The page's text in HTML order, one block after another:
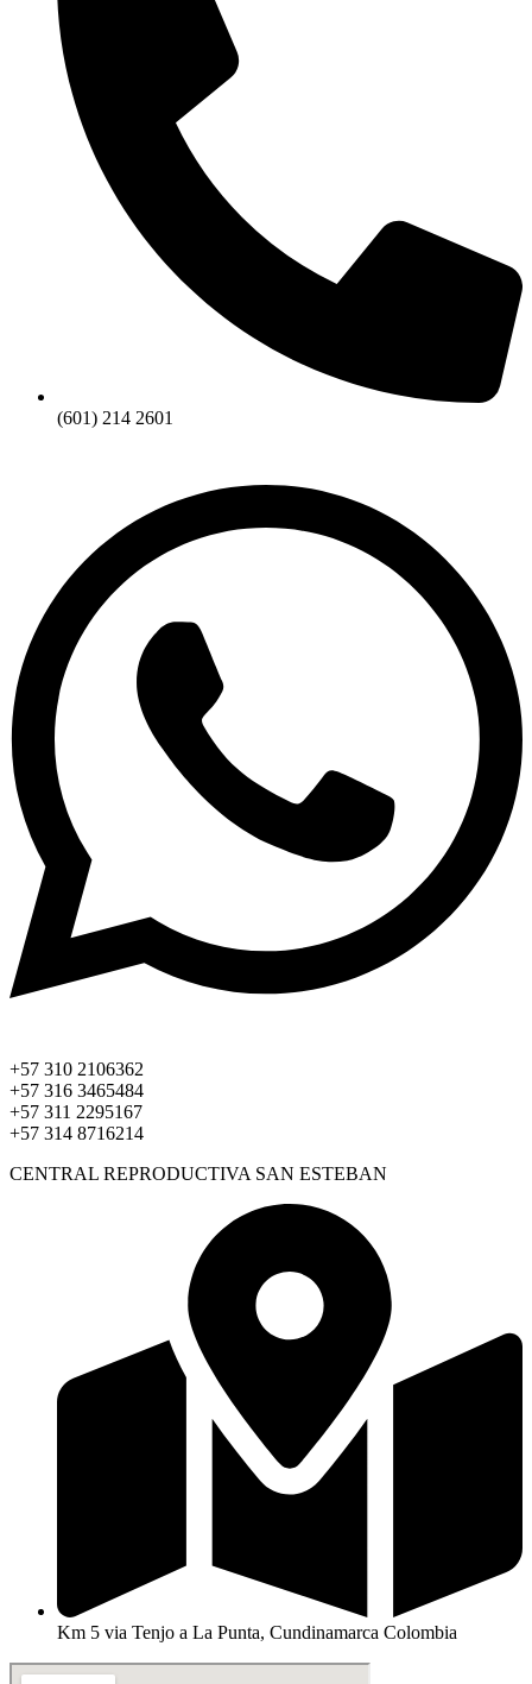
(601) 214 2601
+57 310 2106362
+57 316 3465484
+57 311 2295167
+57 314 8716214
CENTRAL REPRODUCTIVA SAN ESTEBAN
Km 5 via Tenjo a La Punta, Cundinamarca Colombia